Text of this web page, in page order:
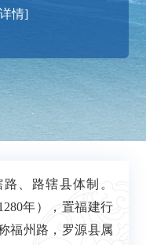
情]
路辖县体制。
年），置福建行
福州路，罗源县属